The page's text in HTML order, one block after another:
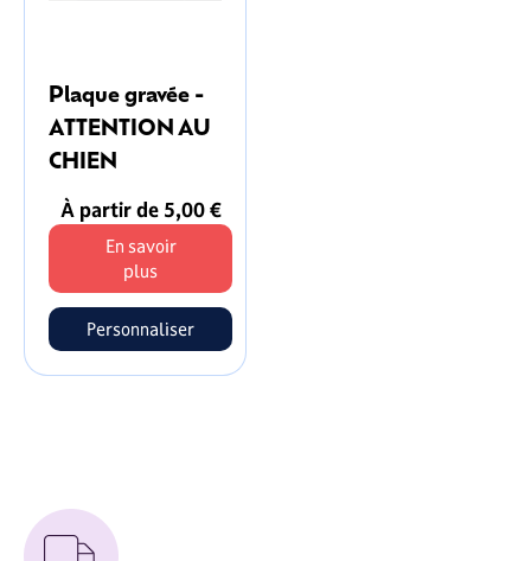
Plaque gravée -
ATTENTION AU
CHIEN
À partir de 5,00 €
En savoir
plus
Personnaliser